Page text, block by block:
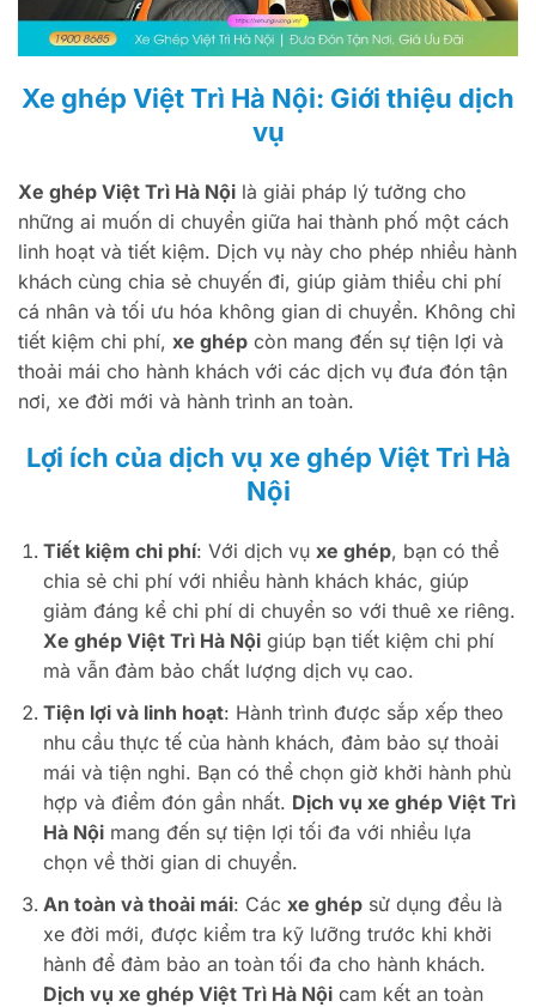
Xe ghép Việt Trì Hà Nội: Giới thiệu dịch
vụ
Xe ghép Việt Trì Hà Nội là giải pháp lý tưởng cho
những ai muốn di chuyển giữa hai thành phố một cách
linh hoạt và tiết kiệm. Dịch vụ này cho phép nhiều hành
khách cùng chia sẻ chuyến đi, giúp giảm thiểu chi phí
cá nhân và tối ưu hóa không gian di chuyển. Không chỉ
tiết kiệm chi phí, xe ghép còn mang đến sự tiện lợi và
thoải mái cho hành khách với các dịch vụ đưa đón tận
nơi, xe đời mới và hành trình an toàn.
Lợi ích của dịch vụ xe ghép Việt Trì Hà
Nội
Tiết kiệm chi phí: Với dịch vụ xe ghép, bạn có thể
chia sẻ chi phí với nhiều hành khách khác, giúp
giảm đáng kể chi phí di chuyển so với thuê xe riêng.
Xe ghép Việt Trì Hà Nộigiúp bạn tiết kiệm chi phí
mà vẫn đảm bảo chất lượng dịch vụ cao.
Tiện lợi và linh hoạt: Hành trình được sắp xếp theo
nhu cầu thực tế của hành khách, đảm bảo sự thoải
mái và tiện nghi. Bạn có thể chọn giờ khởi hành phù
hợp và điểm đón gần nhất. Dịch vụ xe ghép Việt Trì
Hà Nộimang đến sự tiện lợi tối đa với nhiều lựa
chọn về thời gian di chuyển.
An toàn và thoải mái: Các xe ghépsử dụng đều là
xe đời mới, được kiểm tra kỹ lưỡng trước khi khởi
hành để đảm bảo an toàn tối đa cho hành khách.
Dịch vụ xe ghép Việt Trì Hà Nộicam kết an toàn